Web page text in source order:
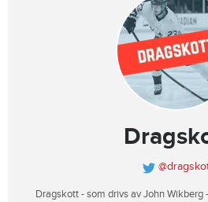
Dragskott - som drivs av John Wikberg